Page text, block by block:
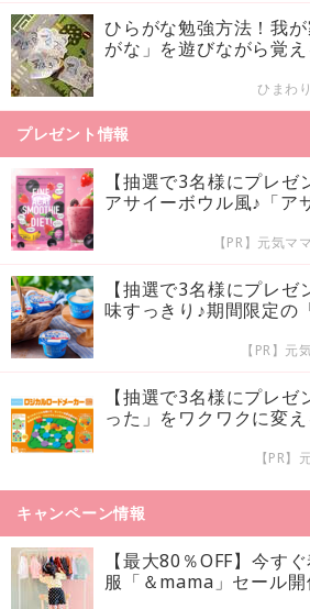
ひらがな勉強方法！我
がな」を遊びながら覚え
ひまわ
プレゼント情報
【抽選で3名様にプレ
アサイーボウル風♪「ア
【PR】元気マ
【抽選で3名様にプレ
味すっきり♪期間限定の
【PR】元
【抽選で3名様にプレ
った」をワクワクに変
【PR】
キャンペーン情報
【最大80％OFF】今す
服「＆mama」セール開